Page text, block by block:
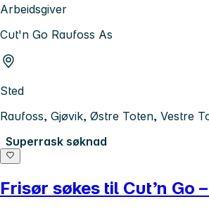
Arbeidsgiver
Cut'n Go Raufoss As
Sted
Raufoss, Gjøvik, Østre Toten, Vestre
Superrask søknad
Frisør søkes til Cut’n Go